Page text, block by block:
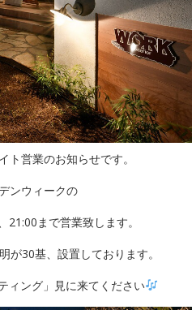
ト営業のお知らせです。
ンウィークの
21:00まで営業致します。
が30基、設置しております。
ィング」見に来てください